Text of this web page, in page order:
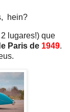
hein?
2 lugares!) que
Paris de 1949.